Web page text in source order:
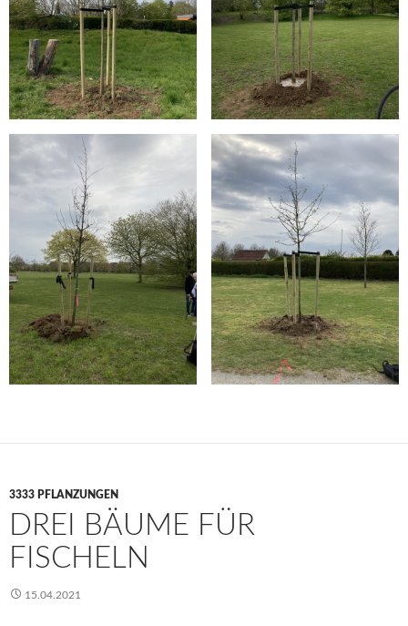
3333 PFLANZUNGEN
DREI BÄUME FÜR
FISCHELN
15.04.2021